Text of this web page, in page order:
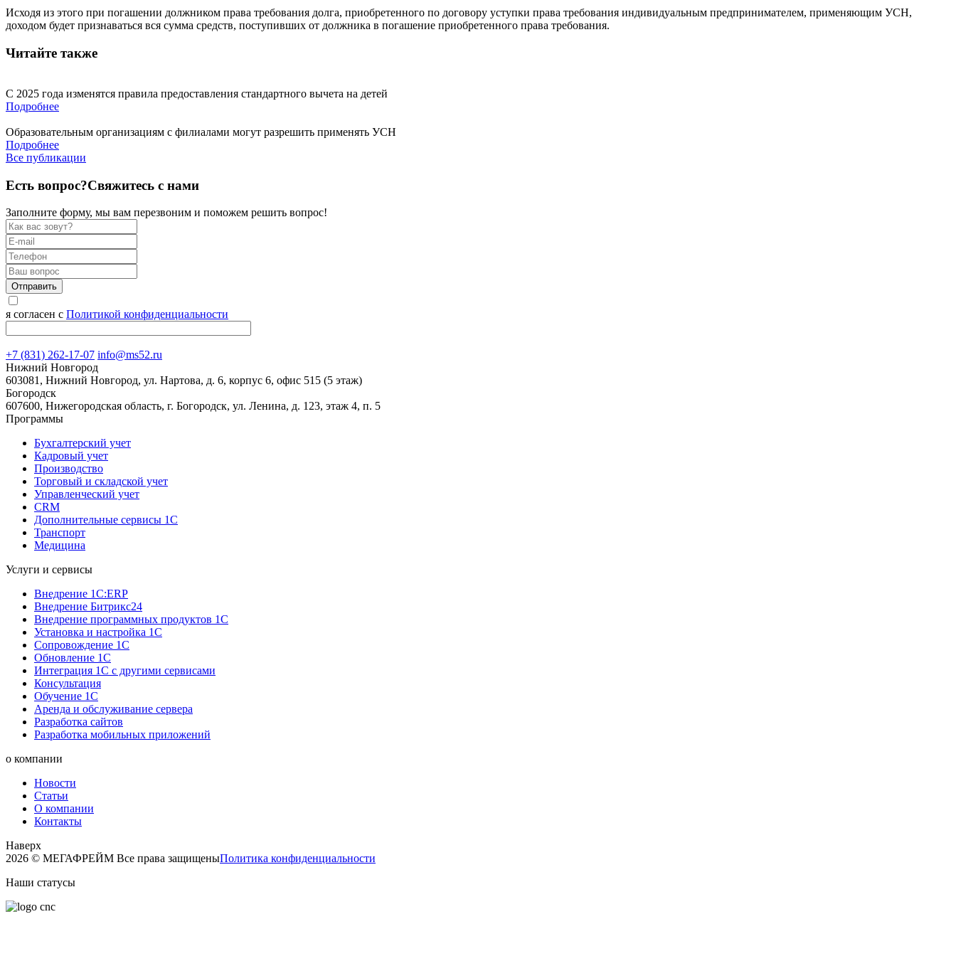
Исходя из этого при погашении должником права требования долга, приобретенного по договору уступки права требования индивидуальным предпринимателем, применяющим УСН,
доходом будет признаваться вся сумма средств, поступивших от должника в погашение приобретенного права требования.
Читайте также
С 2025 года изменятся правила предоставления стандартного вычета на детей
Подробнее
Образовательным организациям с филиалами могут разрешить применять УСН
Подробнее
Все публикации
Есть вопрос?Свяжитесь с нами
Заполните форму, мы вам перезвоним и поможем решить вопрос!
Отправить
я согласен с Политикой конфиденциальности
+7 (831) 262-17-07 info@ms52.ru
Нижний Новгород
603081, Нижний Новгород, ул. Нартова, д. 6, корпус 6, офис 515 (5 этаж)
Богородск
607600, Нижегородская область, г. Богородск, ул. Ленина, д. 123, этаж 4, п. 5
Программы
Бухгалтерский учет
Кадровый учет
Производство
Торговый и складской учет
Управленческий учет
CRM
Дополнительные сервисы 1С
Транспорт
Медицина
Услуги и сервисы
Внедрение 1С:ERP
Внедрение Битрикс24
Внедрение программных продуктов 1С
Установка и настройка 1С
Сопровождение 1С
Обновление 1С
Интеграция 1С с другими сервисами
Консультация
Обучение 1С
Аренда и обслуживание сервера
Разработка сайтов
Разработка мобильных приложений
о компании
Новости
Статьи
О компании
Контакты
Наверх
2026 © МЕГАФРЕЙМ Все права защищеныПолитика конфиденциальности
Наши статусы